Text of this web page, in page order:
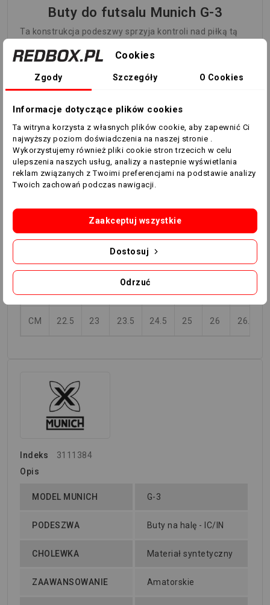
Buty do futsalu Munich G-3
Ta konstrukcja podeszwy sprzyja kontroli nad piłką tą
mostka i w okolicy pięty widać podłużną linię zgięcia,
która pomaga chronić nas przed możliwymi
skręceniami, zapewniając butowi wysoki moment
obrotowy. Konstrukcja podkreśla punkt obrotu, aby
stawów, które wpływają na ten ruch, takich jak kostki i
kolana.
Przeznaczone do gry zarówno w pomieszczeniach jak i
na zewnątrz.
EU 35 36 37 38 39 40 41
UK 2.5 3.5 4 5 5.5 6.5 7
CM 22.5 23 23.5 24.5 25 26 26.5
Indeks
3111384
Opis
MODEL MUNICH G-3
PODESZWA Buty na halę - IC/IN
CHOLEWKA Materiał syntetyczny
ZAAWANSOWANIE Amatorskie
Cookies
Zgody Szczegóły O Cookies
Informacje dotyczące plików cookies
Ta witryna korzysta z własnych plików cookie, aby zapewnić Ci
najwyższy poziom doświadczenia na naszej stronie .
Wykorzystujemy również pliki cookie stron trzecich w celu
ulepszenia naszych usług, analizy a nastepnie wyświetlania
reklam związanych z Twoimi preferencjami na podstawie analizy
Twoich zachowań podczas nawigacji.
Odrzuć
Dostosuj
Zaakceptuj wszystkie